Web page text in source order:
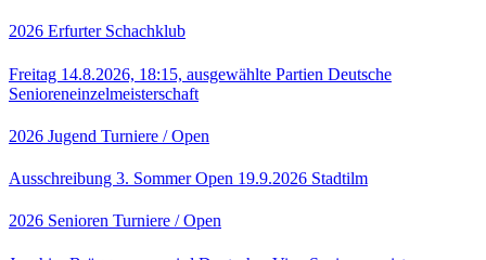
2026 Erfurter Schachklub
Freitag 14.8.2026, 18:15, ausgewählte Partien Deutsche
Senioreneinzelmeisterschaft
2026 Jugend Turniere / Open
Ausschreibung 3. Sommer Open 19.9.2026 Stadtilm
2026 Senioren Turniere / Open